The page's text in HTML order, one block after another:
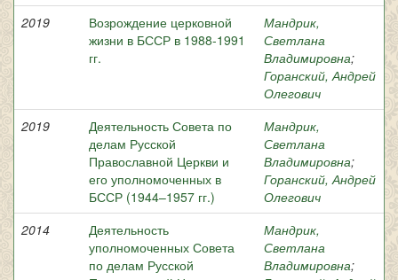
2019
Возрождение церковной
жизни в БССР в 1988-1991
гг.
Мандрик,
Светлана
Владимировна;
Горанский, Андрей
Олегович
2019
Деятельность Совета по
делам Русской
Православной Церкви и
его уполномоченных в
БССР (1944–1957 гг.)
Мандрик,
Светлана
Владимировна;
Горанский, Андрей
Олегович
2014
Деятельность
уполномоченных Совета
по делам Русской
Мандрик,
Светлана
Владимировна;